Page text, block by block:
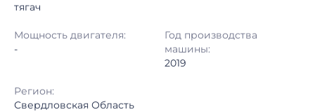
Кол-во ставок:
Регион: Свердловская Область
тягач
Мощность двигателя:
-
Год производства
машины:
2019
Регион:
Свердловская Область